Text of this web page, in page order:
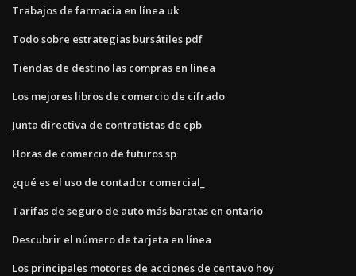
Trabajos de farmacia en línea uk
Todo sobre estrategias bursátiles pdf
Tiendas de destino las compras en línea
Los mejores libros de comercio de cifrado
Junta directiva de contratistas de cpb
Horas de comercio de futuros sp
¿qué es el uso de contador comercial_
Tarifas de seguro de auto más baratas en ontario
Descubrir el número de tarjeta en línea
Los principales motores de acciones de centavo hoy